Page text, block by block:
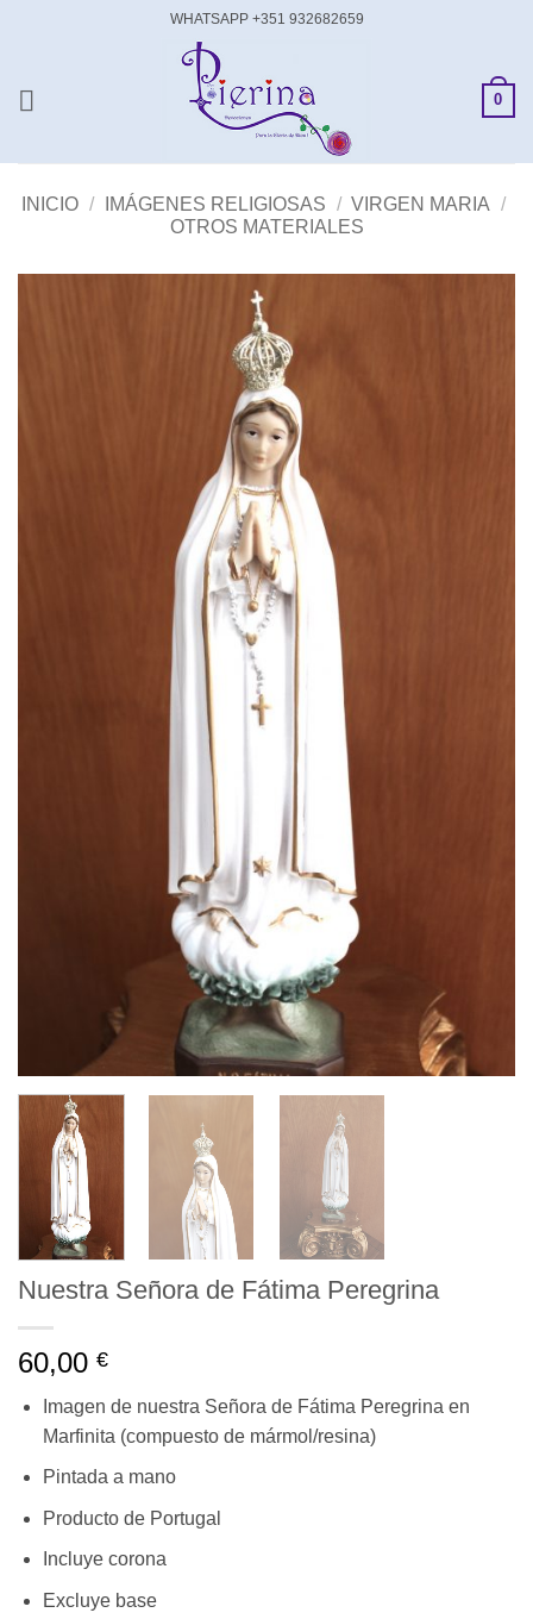
WHATSAPP +351 932682659
0
INICIO / IMÁGENES RELIGIOSAS / VIRGEN MARIA /
OTROS MATERIALES
Nuestra Señora de Fátima Peregrina
60,00 €
Imagen de nuestra Señora de Fátima Peregrina en
Marfinita (compuesto de mármol/resina)
Pintada a mano
Producto de Portugal
Incluye corona
Excluye base